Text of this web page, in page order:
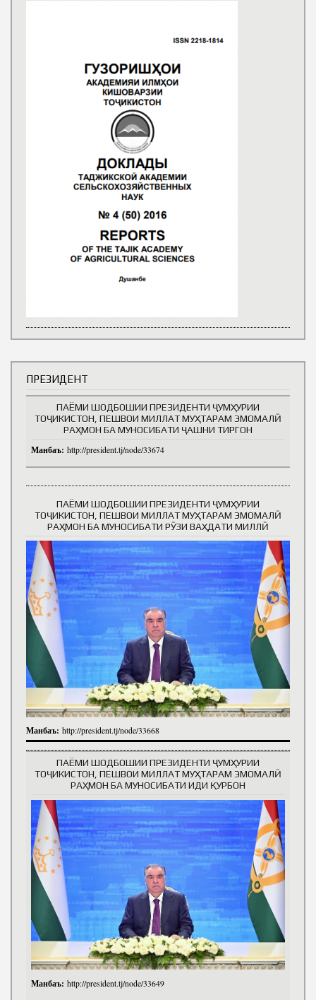
ПРЕЗИДЕНТ
ПАЁМИ ШОДБОШИИ ПРЕЗИДЕНТИ ҶУМҲУРИИ
ТОҶИКИСТОН, ПЕШВОИ МИЛЛАТ МУҲТАРАМ ЭМОМАЛӢ
РАҲМОН БА МУНОСИБАТИ ҶАШНИ ТИРГОН
Манбаъ: http://president.tj/node/33674
ПАЁМИ ШОДБОШИИ ПРЕЗИДЕНТИ ҶУМҲУРИИ
ТОҶИКИСТОН, ПЕШВОИ МИЛЛАТ МУҲТАРАМ ЭМОМАЛӢ
РАҲМОН БА МУНОСИБАТИ РӮЗИ ВАҲДАТИ МИЛЛӢ
Манбаъ: http://president.tj/node/33668
ПАЁМИ ШОДБОШИИ ПРЕЗИДЕНТИ ҶУМҲУРИИ
ТОҶИКИСТОН, ПЕШВОИ МИЛЛАТ МУҲТАРАМ ЭМОМАЛӢ
РАҲМОН БА МУНОСИБАТИ ИДИ ҚУРБОН
Манбаъ: http://president.tj/node/33649